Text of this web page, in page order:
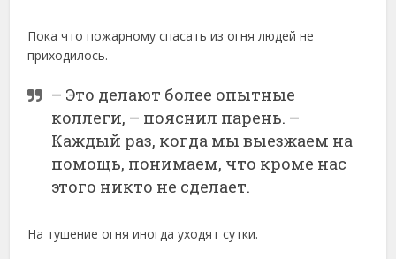
Пока что пожарному спасать из огня людей не
приходилось.
– Это делают более опытные
коллеги, – пояснил парень. –
Каждый раз, когда мы выезжаем на
помощь, понимаем, что кроме нас
этого никто не сделает.
На тушение огня иногда уходят сутки.